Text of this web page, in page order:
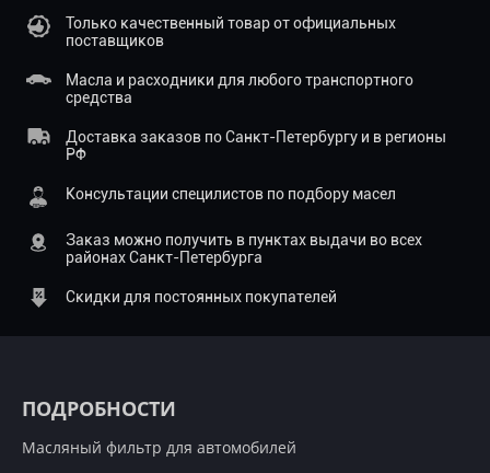
Только качественный товар от официальных
поставщиков
Масла и расходники для любого транспортного
средства
Доставка заказов по Санкт-Петербургу и в регионы
РФ
Консультации специлистов по подбору масел
Заказ можно получить в пунктах выдачи во всех
районах Санкт-Петербурга
Скидки для постоянных покупателей
ПОДРОБНОСТИ
Масляный фильтр для автомобилей